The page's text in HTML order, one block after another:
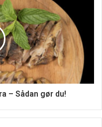
behandling, især hvis
af kroppen. Selvom
kan det være svært at
nogle mennesker.
fedtfrysning generelt
– Sådan gør du!